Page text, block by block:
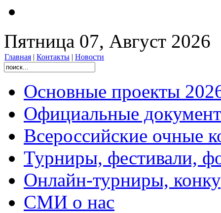
Пятница 07, Август 2026
Главная | Контакты | Новости
Основные проекты
Официальные
Всероссийские очные
Турниры, фестивали,
Онлайн-турниры,
СМИ о нас